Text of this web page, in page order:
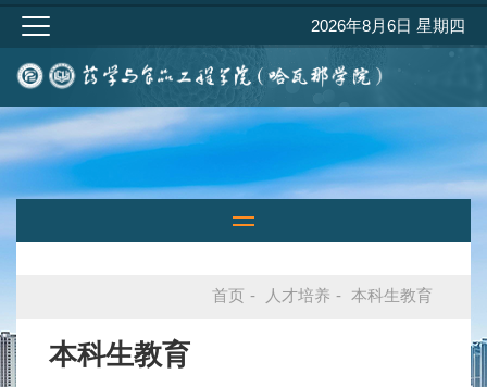
2026年8月6日 星期四
首页 - 人才培养 - 本科生教育
本科生教育